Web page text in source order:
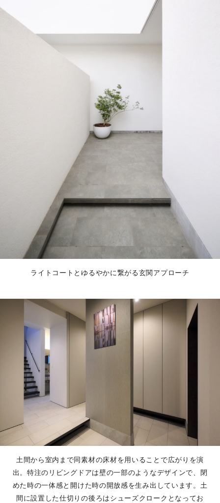
ライトコートとゆるやかに繋がる玄関アプローチ
土間から室内まで同素材の床材を用いることで広がりを演
出。特注のリビングドアは壁の一部のようなデザインで、閉
めた時の一体感と開けた時の開放感を生み出しています。土
間に設置した仕切りの後ろはシューズクロークとなってお